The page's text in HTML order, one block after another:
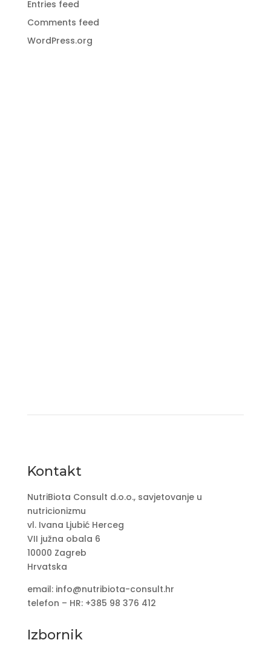
Entries feed
Comments feed
WordPress.org
Kontakt
NutriBiota Consult d.o.o., savjetovanje u
nutricionizmu
vl. Ivana Ljubić Herceg
VII južna obala 6
10000 Zagreb
Hrvatska
email: info@nutribiota-consult.hr
telefon – HR: +385 98 376 412
Izbornik